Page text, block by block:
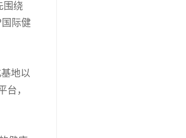
围绕
际健
地以
台，